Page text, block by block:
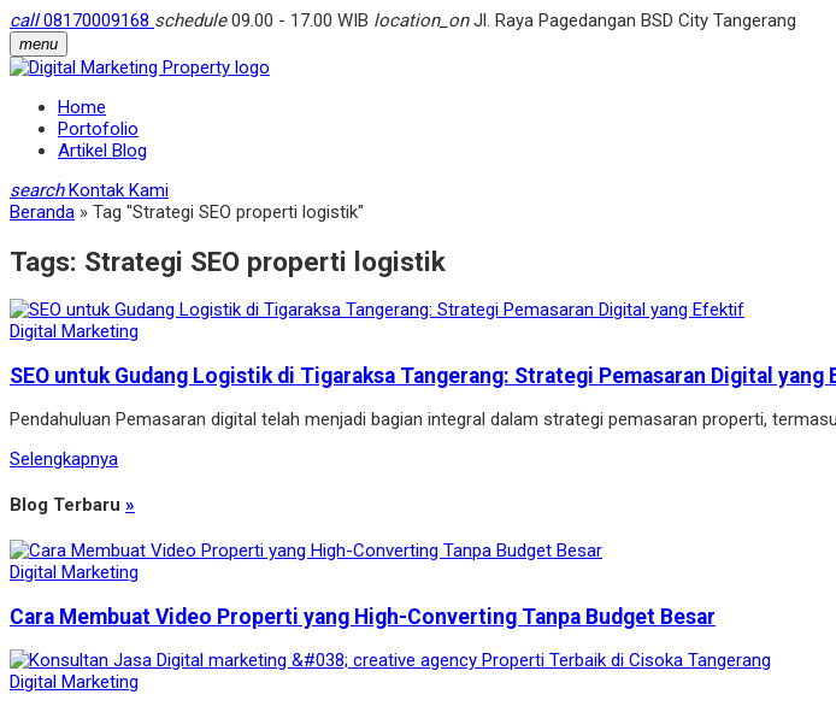
call08170009168 schedule09.00 - 17.00 WIB location_onJl. Raya Pagedangan BSD City Tangerang
menu
Home
Portofolio
Artikel Blog
search Kontak Kami
Beranda » Tag "Strategi SEO properti logistik"
Tags: Strategi SEO properti logistik
Digital Marketing
SEO untuk Gudang Logistik di Tigaraksa Tangerang: Strategi Pemasaran Digital yang
Pendahuluan Pemasaran digital telah menjadi bagian integral dalam strategi pemasaran properti,
Selengkapnya
Blog Terbaru »
Digital Marketing
Cara Membuat Video Properti yang High-Converting Tanpa Budget Besar
Digital Marketing